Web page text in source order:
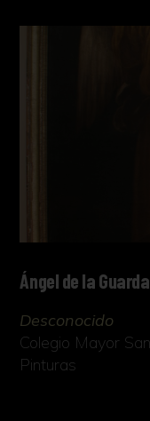
Ángel de la Guarda
Desconocido
Colegio Mayor
Pinturas